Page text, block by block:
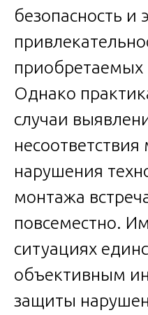
безопасность и
приобретаемых
Однако
случаи
нарушения
монтажа
повсеместно.
ситуациях
объективным
защиты